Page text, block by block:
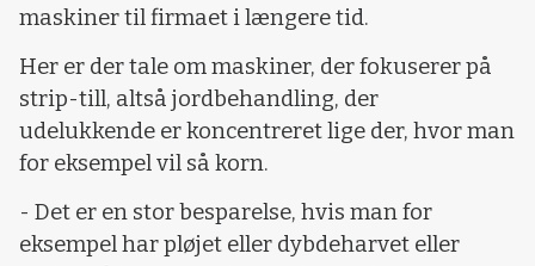
maskiner til firmaet i længere tid.
Her er der tale om maskiner, der fokuserer på
strip-till, altså jordbehandling, der
udelukkende er koncentreret lige der, hvor man
for eksempel vil så korn.
- Det er en stor besparelse, hvis man for
eksempel har pløjet eller dybdeharvet eller